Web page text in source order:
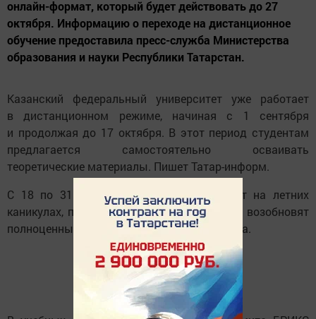
онлайн-формат, который будет действовать до 27
октября. Информацию о переходе на дистанционное
обучение предоставила пресс-служба Министерства
образования и науки Республики Татарстан.
Казанский федеральный университет уже работает
в дистанционном режиме, начиная с 1 сентября
и продолжая до 17 октября. В этот период студентам
предлагается самостоятельно осваивать
теоретические материалы. Пишет Татар-информ.
С 18 по 31 октября студенты КФУ будут на летних
каникулах, после чего, начиная с 1 ноября, возобновят
полноценные занятия в стенах университета.